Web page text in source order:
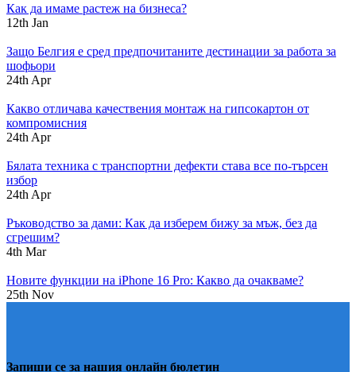
Как да имаме растеж на бизнеса?
12th Jan
Защо Белгия е сред предпочитаните дестинации за работа за
шофьори
24th Apr
Какво отличава качествения монтаж на гипсокартон от
компромисния
24th Apr
Бялата техника с транспортни дефекти става все по-търсен
избор
24th Apr
Ръководство за дами: Как да изберем бижу за мъж, без да
сгрешим?
4th Mar
Новите функции на iPhone 16 Pro: Какво да очакваме?
25th Nov
Запиши се за нашия онлайн бюлетин